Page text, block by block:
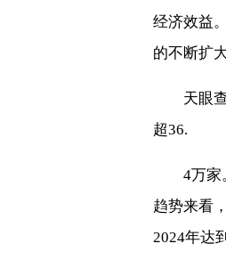
经济效益
的不断扩
天眼
超36.
4万家
趋势来看
2024年达